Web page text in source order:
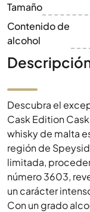
Tamaño
Contenido de
alcohol
Descubra el
Cask Edition
whisky de malta
región de
limitada,
número 3603,
un carácter
Con un grado